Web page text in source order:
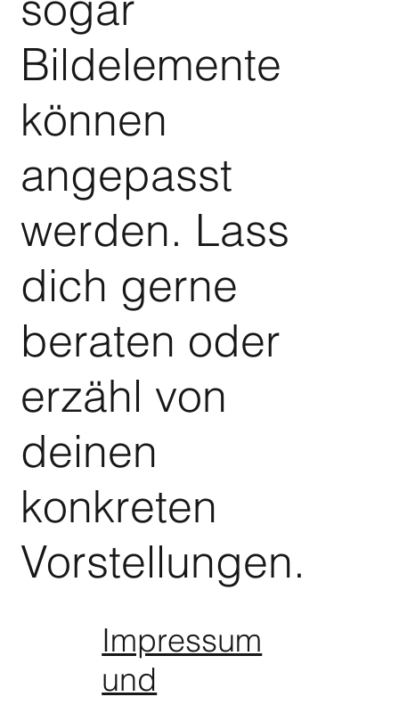
Bildelemente
können
angepasst
werden. Lass
dich gerne
beraten oder
erzähl von
deinen
konkreten
Vorstellungen.
Impressum
und